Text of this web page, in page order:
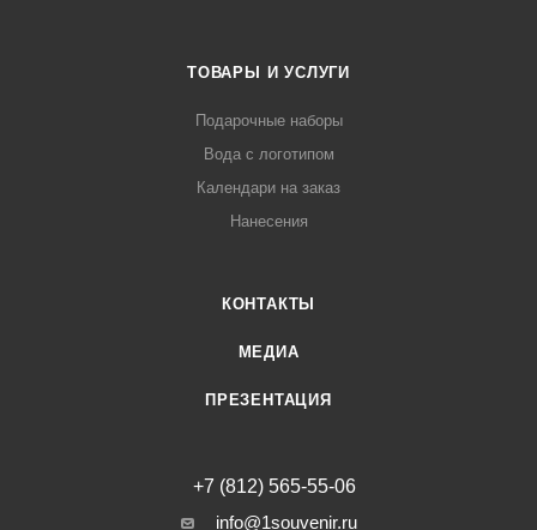
ТОВАРЫ И УСЛУГИ
Подарочные наборы
Вода с логотипом
Календари на заказ
Нанесения
КОНТАКТЫ
МЕДИА
ПРЕЗЕНТАЦИЯ
+7 (812) 565-55-06
info@1souvenir.ru